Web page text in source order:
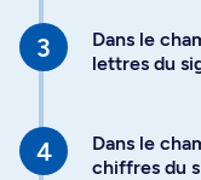
Dans le
lettres du
Dans le
chiffres du